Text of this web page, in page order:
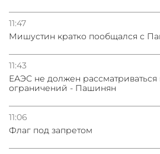
11:47
Мишустин кратко пообщался с
11:43
ЕАЭС не должен рассматриваться
ограничений - Пашинян
11:06
Флаг под запретом